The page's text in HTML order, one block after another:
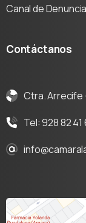
Canal de
Contáctanos
Ctra. Arrecife
Tel: 928 82 41